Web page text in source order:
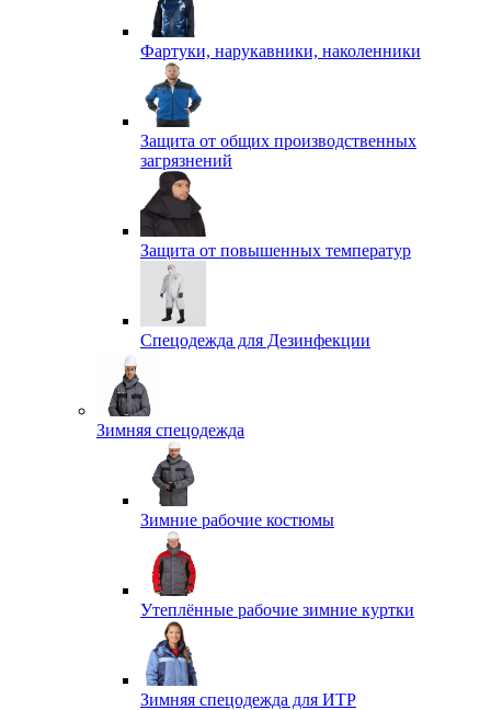
Фартуки, нарукавники, наколенники
Защита от общих производственных
загрязнений
Защита от повышенных температур
Спецодежда для Дезинфекции
Зимняя спецодежда
Зимние рабочие костюмы
Утеплённые рабочие зимние куртки
Зимняя спецодежда для ИТР